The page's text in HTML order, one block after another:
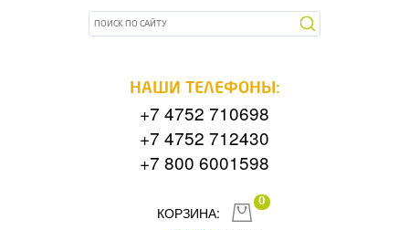
НАШИ ТЕЛЕФОНЫ:
+7 4752 710698
+7 4752 712430
+7 800 6001598
КОРЗИНА:
0